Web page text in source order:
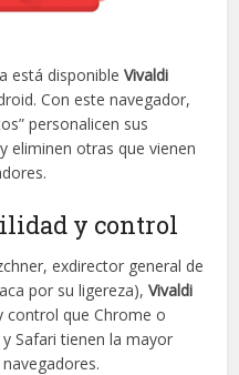
está disponibleVivaldi
Con este navegador,
personalicen sus
eliminen otras que vienen
y control
exdirector general de
por su ligereza),Vivaldi
control que Chrome o
Safari tienen la mayor